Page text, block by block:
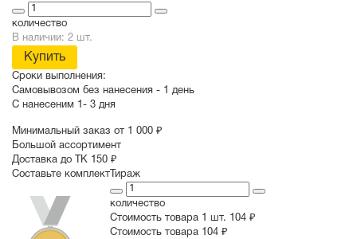
количество
В наличии: 2 шт.
Купить
Сроки выполнения:
Самовывозом без нанесения - 1 день
С нанесеним 1- 3 дня
Минимальный заказ от 1 000 ₽
Большой ассортимент
Доставка до ТК 150 ₽
Составьте комплект Тираж
количество
Стоимость товара 1 шт. 104 ₽
Cтоимость товара 104 ₽